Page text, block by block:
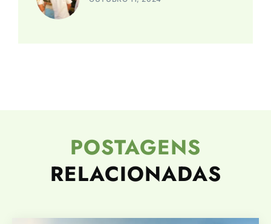
POSTAGENS
RELACIONADAS